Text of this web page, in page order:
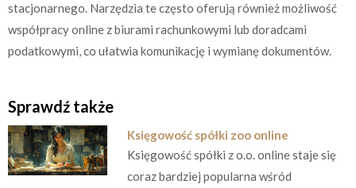
stacjonarnego. Narzędzia te często oferują również możliwość
współpracy online z biurami rachunkowymi lub doradcami
podatkowymi, co ułatwia komunikację i wymianę dokumentów.
Sprawdź także
Księgowość spółki zoo online
Księgowość spółki z o.o. online staje się
coraz bardziej popularna wśród